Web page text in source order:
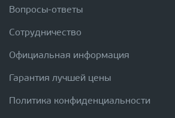
Вопросы-ответы
Сотрудничество
Официальная информация
Гарантия лучшей цены
Политика конфиденциальности